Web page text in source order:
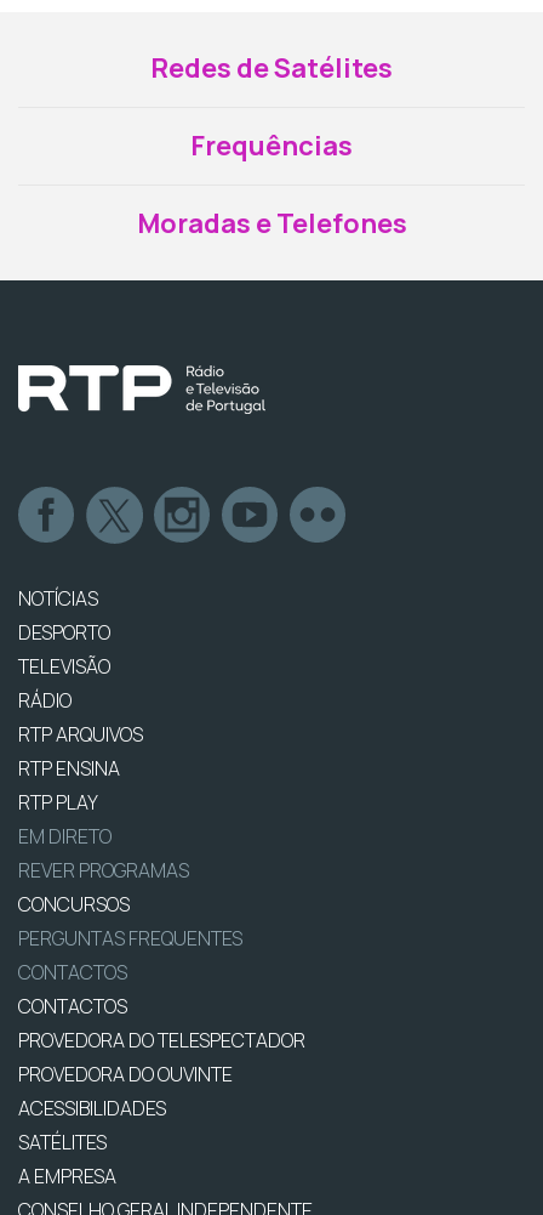
Redes de Satélites
Frequências
Moradas e Telefones
NOTÍCIAS
DESPORTO
TELEVISÃO
RÁDIO
RTP ARQUIVOS
RTP ENSINA
RTP PLAY
EM DIRETO
REVER PROGRAMAS
CONCURSOS
PERGUNTAS FREQUENTES
CONTACTOS
CONTACTOS
PROVEDORA DO TELESPECTADOR
PROVEDORA DO OUVINTE
ACESSIBILIDADES
SATÉLITES
A EMPRESA
CONSELHO GERAL INDEPENDENTE